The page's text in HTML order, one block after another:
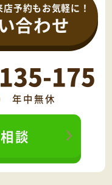
予約もお気軽に！
合わせ
175
年中無休
談